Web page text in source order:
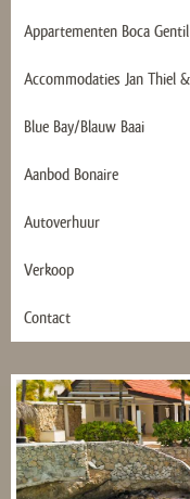
Appartementen Boca Gentil
Accommodaties Jan Thiel
Blue Bay/Blauw Baai
Aanbod Bonaire
Autoverhuur
Verkoop
Contact